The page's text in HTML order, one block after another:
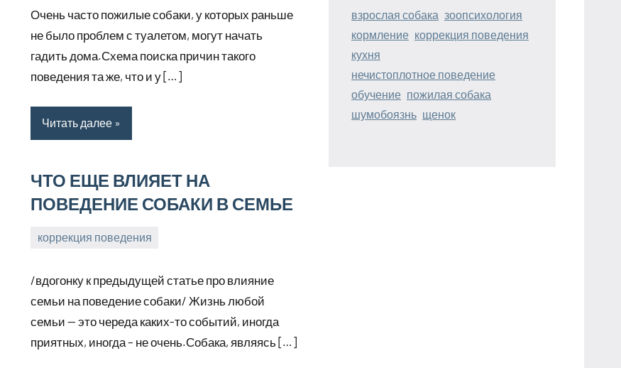
2026
Очень часто пожилые собаки, у которых раньше
не было проблем с туалетом, могут начать
гадить дома.Схема поиска причин такого
поведения та же, что и у […]
Читать далее
ЧТО ЕЩЕ ВЛИЯЕТ НА
ПОВЕДЕНИЕ СОБАКИ В СЕМЬЕ
коррекция поведения
2026
Анна
/вдогонку к предыдущей статье про влияние
семьи на поведение собаки/ Жизнь любой
семьи — это череда каких-то событий, иногда
приятных, иногда – не очень.Собака, являясь […]
взрослая собака зоопсихология
кормление коррекция поведения
кухня
нечистоплотное поведение
обучение пожилая собака
шумобоязнь щенок